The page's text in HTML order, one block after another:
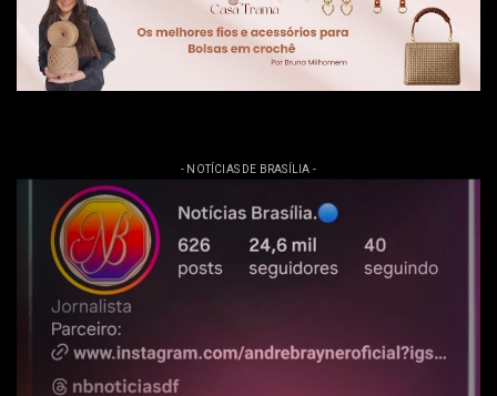
- NOTÍCIAS DE BRASÍLIA -